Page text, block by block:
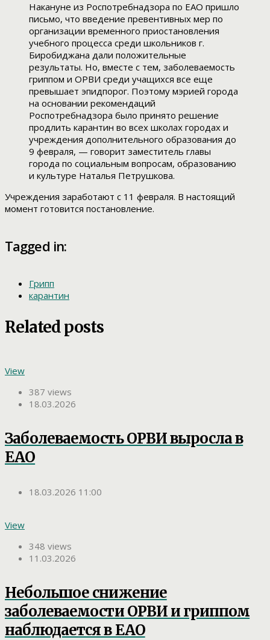
Накануне из Роспотребнадзора по ЕАО пришло
письмо, что введение превентивных мер по
организации временного приостановления
учебного процесса среди школьников г.
Биробиджана дали положительные
результаты. Но, вместе с тем, заболеваемость
гриппом и ОРВИ среди учащихся все еще
превышает эпидпорог. Поэтому мэрией города
на основании рекомендаций
Роспотребнадзора было принято решение
продлить карантин во всех школах городах и
учреждения дополнительного образования до
9 февраля, — говорит заместитель главы
города по социальным вопросам, образованию
и культуре Наталья Петрушкова.
Учреждения заработают с 11 февраля. В настоящий
момент готовится постановление.
Tagged in:
Грипп
карантин
Related posts
View
387 views
18.03.2026
Заболеваемость ОРВИ выросла в
ЕАО
18.03.2026 11:00
View
348 views
11.03.2026
Небольшое снижение
заболеваемости ОРВИ и гриппом
наблюдается в ЕАО